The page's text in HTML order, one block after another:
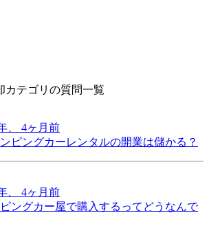
カテゴリの質問一覧
、 4ヶ月前
ピングカーレンタルの開業は儲かる？
、 4ヶ月前
ングカー屋で購入するってどうなんで